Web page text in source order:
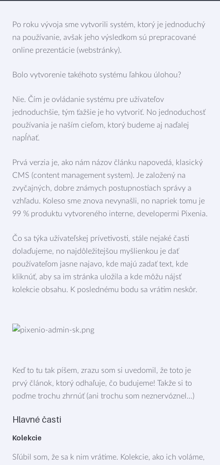
Po roku vývoja sme vytvorili systém, ktorý je jednoduchý
na používanie, avšak jeho výsledkom sú prepracované
online prezentácie (webstránky).
Bolo vytvorenie takéhoto systému ľahkou úlohou?
Nie. Čím je ovládanie systému pre užívateľov
jednoduchšie, tým ťažšie je ho vytvoriť. No jednoduchosť
používania je naším cieľom, ktorý budeme aj naďalej
napĺňať.
Prvá verzia je, ako nám názov článku napovedá, klasický
CMS (content management system). Je založený na
zvyčajných, dobre známych postupnostiach správy a
vzhľadu. Koleso sme znova nevynašli, no napriek tomu je
99 % produktu vytvoreného interne, developermi Pixenia.
Čo sa týka užívateľskej prívetivosti, stále nejaké časti
dolaďujeme, no najdôležitejšou myšlienkou je dať
používateľom jasne najavo, kde majú zadať text, kde
kliknúť, aby sa im stránka uložila a kde môžu nájsť
kolekcie obsahu. K poslednému bodu sa vrátim neskôr.
Keď to tu tak píšem, zrazu som si uvedomil, že toto je
prvý článok, ktorý odhaľuje, čo budujeme! Takže si to
poďme trochu zhrnúť (ani trochu som neznervóznel…)
Hlavné časti
Kolekcie
Sľúbil som, že sa k nim vrátime. Kolekcie, ako ich voláme,